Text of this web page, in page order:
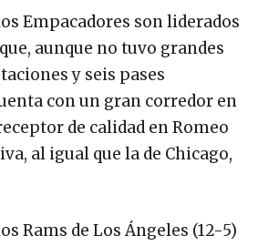
Empacadores son liderados
aunque no tuvo grandes
y seis pases
con un gran corredor en
de calidad en Romeo
al igual que la de Chicago,
Rams de Los Ángeles (12-5)